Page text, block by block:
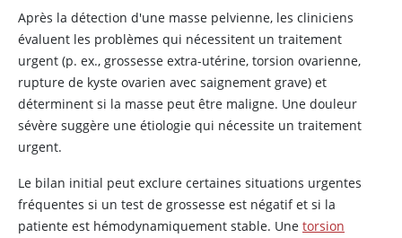
Après la détection d'une masse pelvienne, les cliniciens
évaluent les problèmes qui nécessitent un traitement
urgent (p. ex., grossesse extra-utérine, torsion ovarienne,
rupture de kyste ovarien avec saignement grave) et
déterminent si la masse peut être maligne. Une douleur
sévère suggère une étiologie qui nécessite un traitement
urgent.
Le bilan initial peut exclure certaines situations urgentes
fréquentes si un test de grossesse est négatif et si la
patiente est hémodynamiquement stable. Une torsion